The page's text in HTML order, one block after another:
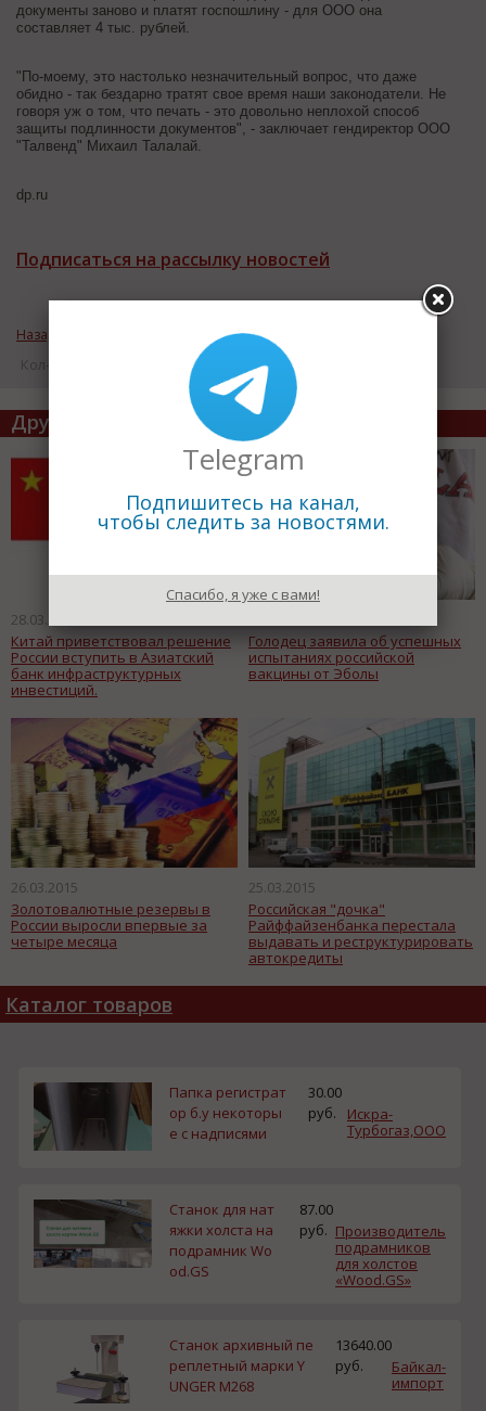
документы заново и платят госпошлину - для ООО она
составляет 4 тыс. рублей.
"По-моему, это настолько незначительный вопрос, что даже
обидно - так бездарно тратят свое время наши законодатели. Не
говоря уж о том, что печать - это довольно неплохой способ
защиты подлинности документов", - заключает гендиректор ООО
"Талвенд" Михаил Талалай.
dp.ru
Подписаться на рассылку новостей
Назад к рубрике «ВАЖНЫЕ НОВОСТИ»
Кол-во просмотров: 17222
Другие статьи по теме
28.03.2015
Китай приветствовал решение
России вступить в Азиатский
банк инфраструктурных
инвестиций.
Голодец заявила об успешных
испытаниях российской
вакцины от Эболы
26.03.2015
Золотовалютные резервы в
России выросли впервые за
четыре месяца
25.03.2015
Российская "дочка"
Райффайзенбанка перестала
выдавать и реструктурировать
автокредиты
Каталог товаров
Папка регистрат
ор б.у некоторы
е с надписями
30.00
руб.
Искра-
Турбогаз,ООО
Станок для нат
яжки холста на
подрамник Wo
od.GS
87.00
руб. Производитель
подрамников
для холстов
«Wood.GS»
Станок архивный пе
реплетный марки Y
UNGER M268
13640.00
руб.
Байкал-
импорт
Telegram
Подпишитесь на канал,
чтобы следить за новостями.
Спасибо, я уже с вами!